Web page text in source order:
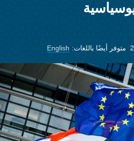
متوفر أيضًا باللغات: English